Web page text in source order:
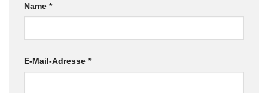
Name *
E-Mail-Adresse *